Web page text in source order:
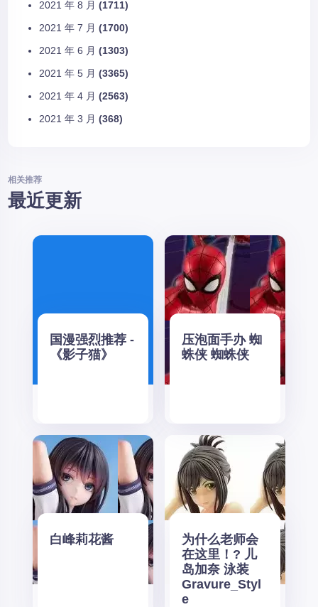
2021 年 8 月 (1711)
2021 年 7 月 (1700)
2021 年 6 月 (1303)
2021 年 5 月 (3365)
2021 年 4 月 (2563)
2021 年 3 月 (368)
相关推荐
最近更新
国漫强烈推荐 -
《影子猫》
压泡面手办 蜘
蛛侠 蜘蛛侠
白峰莉花酱
为什么老师会
在这里！? 儿
岛加奈 泳装
Gravure_Styl
e